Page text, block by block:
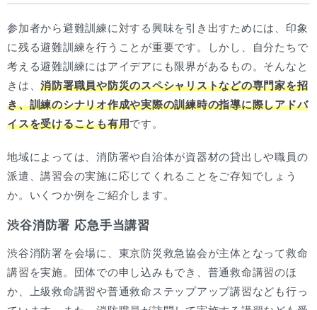
参加者から避難訓練に対する興味を引き出すためには、印象
に残る避難訓練を行うことが重要です。しかし、自分たちで
考える避難訓練にはアイデアにも限界があるもの。そんなと
きは、消防署職員や防災のスペシャリストなどの専門家を招
き、訓練のシナリオ作成や実際の訓練時の指導に際しアドバ
イスを受けることも有用です。
地域によっては、消防署や自治体が資器材の貸出しや職員の
派遣、講習会の実施に応じてくれることをご存知でしょう
か。いくつか例をご紹介します。
渋谷消防署 応急手当講習
渋谷消防署を会場に、東京防災救急協会が主体となって救命
講習を実施。団体での申し込みもでき、普通救命講習のほ
か、上級救命講習や普通救命ステップアップ講習なども行っ